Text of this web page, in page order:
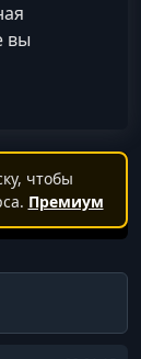
вы
чтобы
Премиум